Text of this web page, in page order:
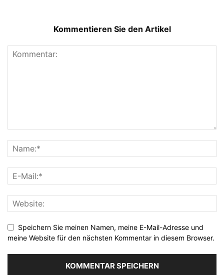
Kommentieren Sie den Artikel
Speichern Sie meinen Namen, meine E-Mail-Adresse und
meine Website für den nächsten Kommentar in diesem Browser.